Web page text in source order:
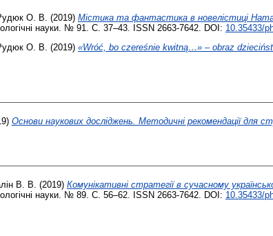
О. В. (2019) Містика та фантастика в новелістиці
науки. № 91. С. 37–43. ISSN 2663-7642. DOI: 10.35433/
О. В. (2019) «Wróć, bo czereśnie kwitną…» – obraz
Основи наукових досліджень. Методичні рекомендації для
В. В. (2019) Комунікативні стратегії в сучасному
науки. № 89. С. 56–62. ISSN 2663-7642. DOI: 10.35433/